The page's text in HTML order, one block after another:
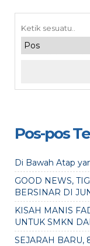
Pos-pos
Di Bawah Atap
GOOD NEWS,
BERSINAR DI
KISAH MANIS
UNTUK SMKN
SEJARAH BARU,